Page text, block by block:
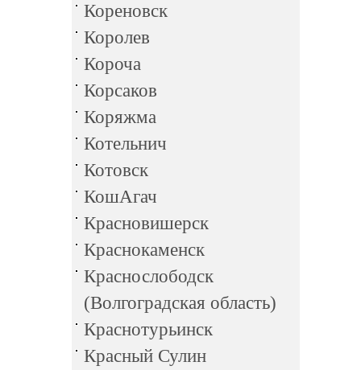
Кореновск
Королев
Короча
Корсаков
Коряжма
Котельнич
Котовск
КошАгач
Красновишерск
Краснокаменск
Краснослободск
(Волгоградская область)
Краснотурьинск
Красный Сулин